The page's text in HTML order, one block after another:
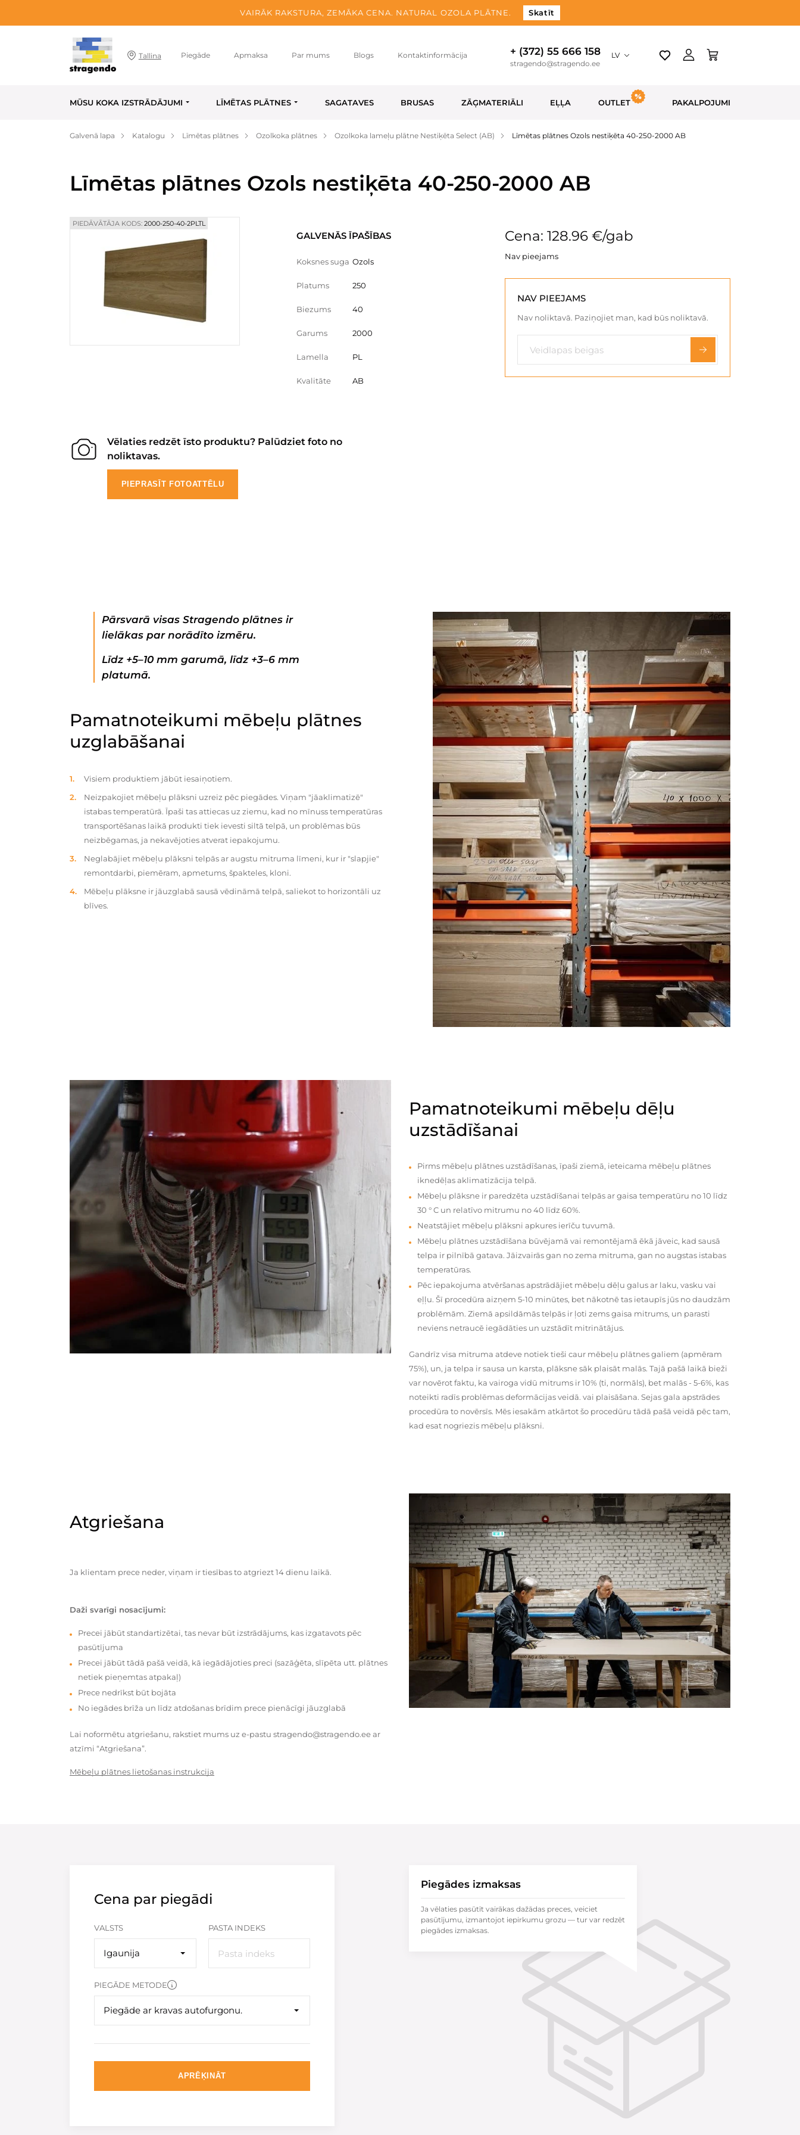
VAIRĀK RAKSTURA, ZEMĀKA CENA. NATURAL OZOLA PLĀTNE. Skatīt
Tallina Piegāde Apmaksa Par mums Blogs Kontaktinformācija + (372) 55 666 158
stragendo@stragendo.ee
LV
MŪSU KOKA IZSTRĀDĀJUMI LĪMĒTAS PLĀTNES SAGATAVES BRUSAS ZĀĢMATERIĀLI EĻĻA OUTLET PAKALPOJUMI
Galvenā lapa Katalogu Līmētas plātnes Ozolkoka plātnes Ozolkoka lameļu plātne Nestiķēta Select (AB) Līmētas plātnes Ozols nestiķēta 40-250-2000 AB
Līmētas plātnes Ozols nestiķēta 40-250-2000 AB
PIEDĀVĀTĀJA KODS: 2000-250-40-2PLTL
GALVENĀS ĪPAŠĪBAS
Koksnes suga Ozols
Platums 250
Biezums 40
Garums 2000
Lamella PL
Kvalitāte AB
Cena: 128.96 €/gab
Nav pieejams
NAV PIEEJAMS
Nav noliktavā. Paziņojiet man, kad būs noliktavā.
Vēlaties redzēt īsto produktu? Palūdziet foto no
noliktavas.
PIEPRASĪT FOTOATTĒLU
Pārsvarā visas Stragendo plātnes ir
lielākas par norādīto izmēru.
Līdz +5–10 mm garumā, līdz +3–6 mm
platumā.
Pamatnoteikumi mēbeļu plātnes
uzglabāšanai
Visiem produktiem jābūt iesaiņotiem.
Neizpakojiet mēbeļu plāksni uzreiz pēc piegādes. Viņam "jāaklimatizē"
istabas temperatūrā. Īpaši tas attiecas uz ziemu, kad no mīnuss temperatūras
transportēšanas laikā produkti tiek ievesti siltā telpā, un problēmas būs
neizbēgamas, ja nekavējoties atverat iepakojumu.
Neglabājiet mēbeļu plāksni telpās ar augstu mitruma līmeni, kur ir "slapjie"
remontdarbi, piemēram, apmetums, špakteles, kloni.
Mēbeļu plāksne ir jāuzglabā sausā vēdināmā telpā, saliekot to horizontāli uz
blīves.
Pamatnoteikumi mēbeļu dēļu
uzstādīšanai
Pirms mēbeļu plātnes uzstādīšanas, īpaši ziemā, ieteicama mēbeļu plātnes
iknedēļas aklimatizācija telpā.
Mēbeļu plāksne ir paredzēta uzstādīšanai telpās ar gaisa temperatūru no 10 līdz
30 ° C un relatīvo mitrumu no 40 līdz 60%.
Neatstājiet mēbeļu plāksni apkures ierīču tuvumā.
Mēbeļu plātnes uzstādīšana būvējamā vai remontējamā ēkā jāveic, kad sausā
telpa ir pilnībā gatava. Jāizvairās gan no zema mitruma, gan no augstas istabas
temperatūras.
Pēc iepakojuma atvēršanas apstrādājiet mēbeļu dēļu galus ar laku, vasku vai
eļļu. Šī procedūra aizņem 5-10 minūtes, bet nākotnē tas ietaupīs jūs no daudzām
problēmām. Ziemā apsildāmās telpās ir ļoti zems gaisa mitrums, un parasti
neviens netraucē iegādāties un uzstādīt mitrinātājus.
Gandrīz visa mitruma atdeve notiek tieši caur mēbeļu plātnes galiem (apmēram
75%), un, ja telpa ir sausa un karsta, plāksne sāk plaisāt malās. Tajā pašā laikā bieži
var novērot faktu, ka vairoga vidū mitrums ir 10% (ti, normāls), bet malās - 5-6%, kas
noteikti radīs problēmas deformācijas veidā. vai plaisāšana. Sejas gala apstrādes
procedūra to novērsīs. Mēs iesakām atkārtot šo procedūru tādā pašā veidā pēc tam,
kad esat nogriezis mēbeļu plāksni.
Atgriešana
Ja klientam prece neder, viņam ir tiesības to atgriezt 14 dienu laikā.
Daži svarīgi nosacījumi:
Precei jābūt standartizētai, tas nevar būt izstrādājums, kas izgatavots pēc
pasūtījuma
Precei jābūt tādā pašā veidā, kā iegādājoties preci (sazāģēta, slīpēta utt. plātnes
netiek pieņemtas atpakaļ)
Prece nedrīkst būt bojāta
No iegādes brīža un līdz atdošanas brīdim prece pienācīgi jāuzglabā
Lai noformētu atgriešanu, rakstiet mums uz e-pastu stragendo@stragendo.ee ar
atzīmi “Atgriešana”.
Mēbeļu plātnes lietošanas instrukcija
Cena par piegādi
VALSTS
Igaunija
PASTA INDEKS
PIEGĀDE METODE
Piegāde ar kravas autofurgonu.
APRĒĶINĀT
Piegādes izmaksas
Ja vēlaties pasūtīt vairākas dažādas preces, veiciet
pasūtījumu, izmantojot iepirkumu grozu — tur var redzēt
piegādes izmaksas.